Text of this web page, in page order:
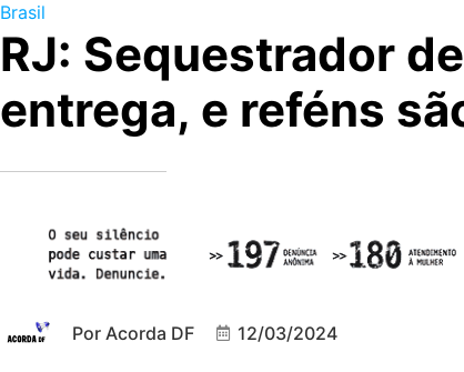
Brasil
RJ: Sequestrador
entrega, e reféns
Por Acorda DF 12/03/2024